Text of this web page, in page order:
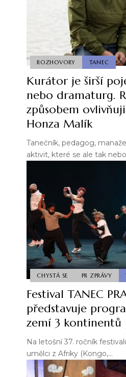
ROZHOVORY TANEC
Kurátor je širší
nebo dramaturg.
způsobem
Honza Malík
Tanečník, pedagog,
aktivit, které se ale tak
CHYSTÁ SE PR ZPRÁVY
Festival TANEC
představuje
zemí 3 kontinentů
Na letošní 37. ročník
umělci z Afriky (Kongo,…